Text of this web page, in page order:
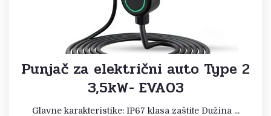
Punjač za električni auto Type 2
3,5kW- EVA03
Glavne karakteristike: IP67 klasa zaštite Dužina ...